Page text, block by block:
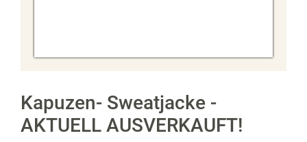
Kapuzen- Sweatjacke -
AKTUELL AUSVERKAUFT!